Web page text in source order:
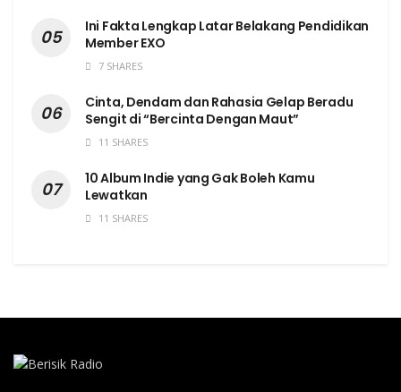
Ini Fakta Lengkap Latar Belakang Pendidikan
Member EXO
7 SHARES
Cinta, Dendam dan Rahasia Gelap Beradu
Sengit di “Bercinta Dengan Maut”
11 SHARES
10 Album Indie yang Gak Boleh Kamu
Lewatkan
11 SHARES